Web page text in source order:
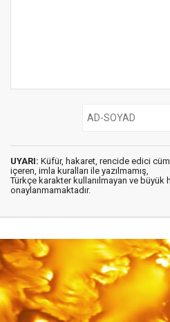
UYARI: Küfür, hakaret, rencide edici
içeren, imla kuralları ile yazılmamış,
Türkçe karakter kullanılmayan ve büyük
onaylanmamaktadır.